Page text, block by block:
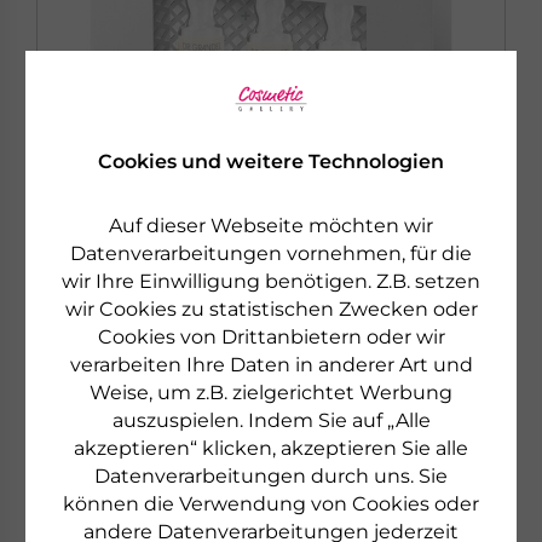
Cookies und weitere Technologien
Auf dieser Webseite möchten wir
Datenverarbeitungen vornehmen, für die
wir Ihre Einwilligung benötigen. Z.B. setzen
wir Cookies zu statistischen Zwecken oder
Cookies von Drittanbietern oder wir
verarbeiten Ihre Daten in anderer Art und
Weise, um z.B. zielgerichtet Werbung
auszuspielen. Indem Sie auf „Alle
akzeptieren“ klicken, akzeptieren Sie alle
Datenverarbeitungen durch uns. Sie
können die Verwendung von Cookies oder
andere Datenverarbeitungen jederzeit
DR. GRANDEL
AMPOULE EXCELLENCE
EPIGEN ADVANCED+
Mit Epigenetik Effekt
€ 27,50 3 x 3 ml
€ 3.055,56 pro 1 l